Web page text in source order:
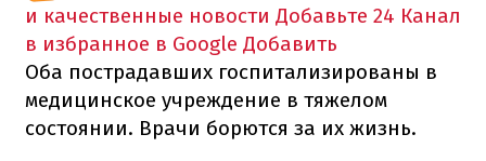
и качественные новости Добавьте 24 Канал
в избранное в Google Добавить
Оба пострадавших госпитализированы в
медицинское учреждение в тяжелом
состоянии. Врачи борются за их жизнь.